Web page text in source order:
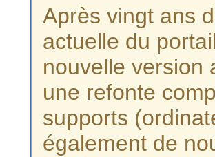
Après vingt ans
actuelle du
nouvelle version
une refonte
supports
également de